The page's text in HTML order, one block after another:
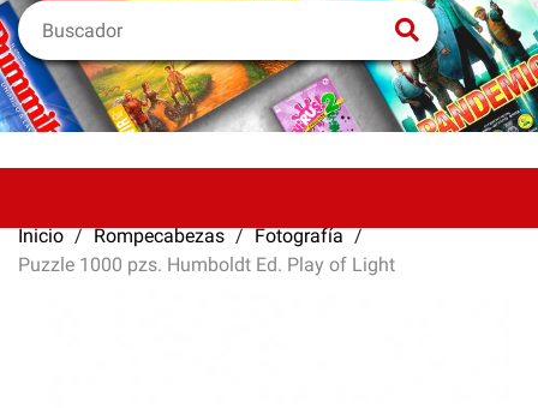
Inicio Rompecabezas
Fotografía
Puzzle 1000 pzs. Humboldt Ed. Play of Light